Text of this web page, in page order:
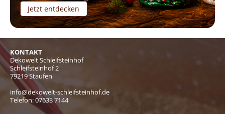
Jetzt entdecken
KONTAKT
Dekowelt Schleifsteinhof
Schleifsteinhof 2
79219 Staufen
info@dekowelt-schleifsteinhof.de
Telefon:07633 7144